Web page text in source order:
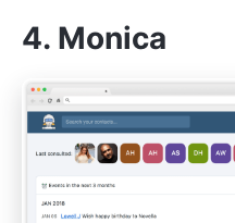
4. Monica